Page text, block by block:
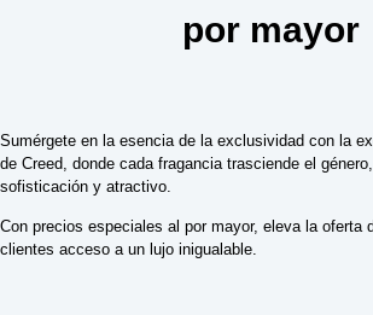
por mayor
Sumérgete en la esencia de la exclusividad con la
de Creed, donde cada fragancia trasciende el
sofisticación y atractivo.
Con precios especiales al por mayor, eleva la oferta
clientes acceso a un lujo inigualable.